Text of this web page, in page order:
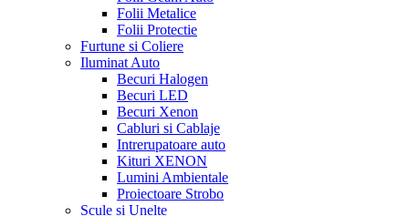
Folii Metalice
Folii Protectie
Furtune si Coliere
Iluminat Auto
Becuri Halogen
Becuri LED
Becuri Xenon
Cabluri si Cablaje
Intrerupatoare auto
Kituri XENON
Lumini Ambientale
Proiectoare Strobo
Scule si Unelte